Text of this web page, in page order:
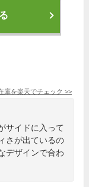
庫を楽天でチェック >>
サイドに入って
さが出ているの
デザインで合わ